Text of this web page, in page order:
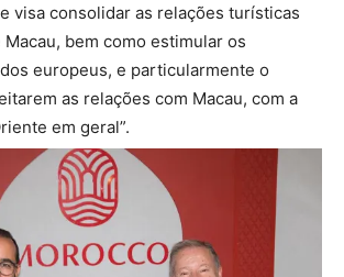
visa consolidar as relações turísticas
bem como estimular os
europeus, e particularmente o
as relações com Macau, com a
em geral”.